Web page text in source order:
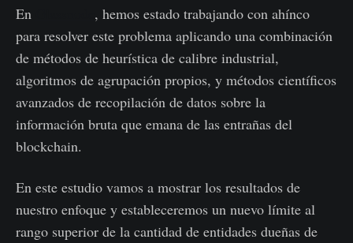
En
, hemos estado trabajando con ahínco
para resolver este problema aplicando una combinación
de métodos de heurística de calibre industrial,
algoritmos de agrupación propios, y métodos científicos
avanzados de recopilación de datos sobre la
información bruta que emana de las entrañas del
blockchain.
En este estudio vamos a mostrar los resultados de
nuestro enfoque y estableceremos un nuevo límite al
rango superior de la cantidad de entidades dueñas de